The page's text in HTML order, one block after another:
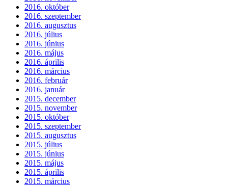
2016. október
2016. szeptember
2016. augusztus
2016. július
2016. június
2016. május
2016. április
2016. március
2016. február
2016. január
2015. december
2015. november
2015. október
2015. szeptember
2015. augusztus
2015. július
2015. június
2015. május
2015. április
2015. március